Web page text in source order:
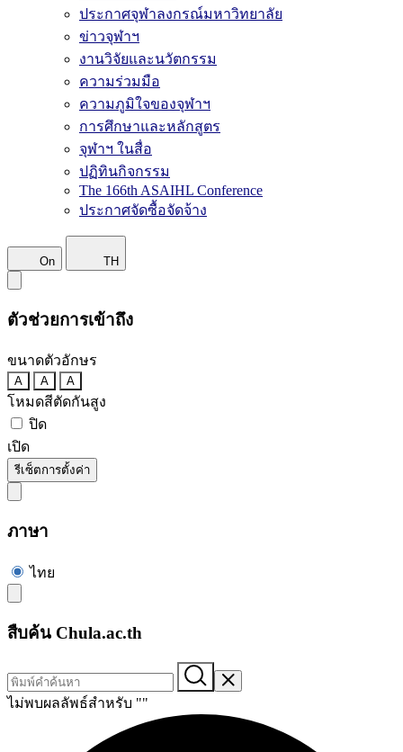
ประกาศจุฬาลงกรณ์มหาวิทยาลัย
ข่าวจุฬาฯ
งานวิจัยและนวัตกรรม
ความร่วมมือ
ความภูมิใจของจุฬาฯ
การศึกษาและหลักสูตร
จุฬาฯ ในสื่อ
ปฏิทินกิจกรรม
The 166th ASAIHL Conference
ประกาศจัดซื้อจัดจ้าง
On TH
ตัวช่วยการเข้าถึง
ขนาดตัวอักษร
A A A
โหมดสีตัดกันสูง
ปิด
เปิด
รีเซ็ตการตั้งค่า
ภาษา
ไทย
สืบค้น Chula.ac.th
ไม่พบผลลัพธ์สำหรับ ""